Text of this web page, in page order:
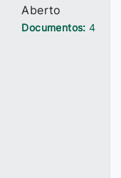
Aberto
Documentos:4